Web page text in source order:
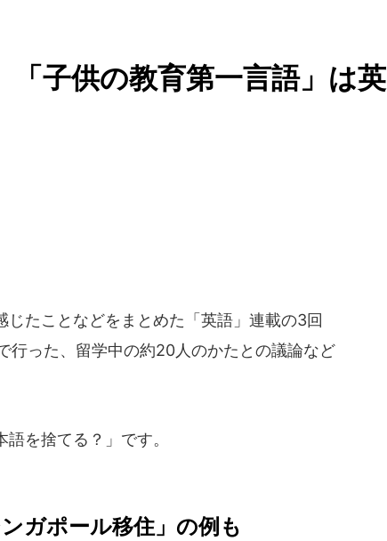
子供の教育第一言語」は英
たことなどをまとめた「英語」連載の3回
行った、留学中の約20人のかたとの議論など
を捨てる？」です。
ガポール移住」の例も